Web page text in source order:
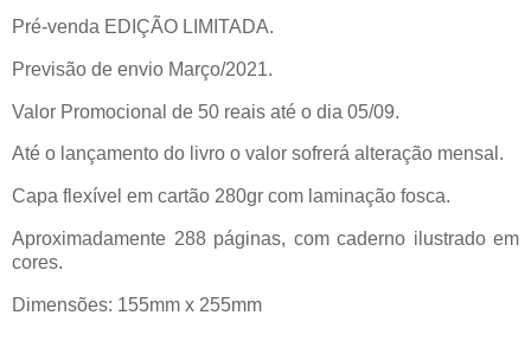
Pré-venda EDIÇÃO LIMITADA.
Previsão de envio Março/2021.
Valor Promocional de 50 reais até o dia 05/09.
Até o lançamento do livro o valor sofrerá alteração mensal.
Capa flexível em cartão 280gr com laminação fosca.
Aproximadamente 288 páginas, com caderno ilustrado em
cores.
Dimensões: 155mm x 255mm